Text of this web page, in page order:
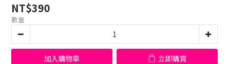
NT$390
數量
加入購物車 立即購買